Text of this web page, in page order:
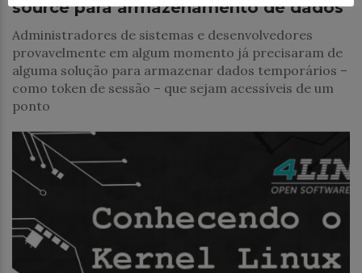
source para armazenamento de dados
Administradores de sistemas e desenvolvedores
provavelmente em algum momento já precisaram de
alguma solução para armazenar dados temporários –
como token de sessão – que sejam acessíveis de um
ponto